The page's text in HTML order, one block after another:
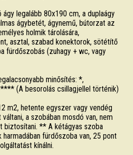
legalább 80x190 cm, a duplaágy
ágybetét, ágynemű, bútorzat az
holmik tárolására,
asztal, szabad konektorok, sötétítő
fürdőszobás (zuhagy + wc, vagy
minősítés: *,
(A besorolás csillagjellel történik)
m2, hetente egyszer vagy vendég
a szobában mosdó van, nem
biztosítani. ** A kétágyas szoba
fürdőszoba van, 25 pont
kínálni.